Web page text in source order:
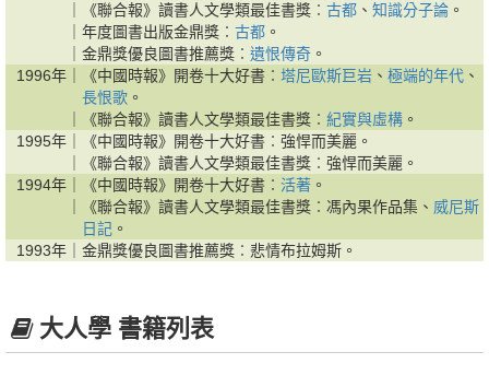
《聯合報》讀書人文學類最佳書獎︰ 古都 、 知識分子論 。
年度圖書出版金鼎獎︰ 古都 。
金鼎獎優良圖書推薦獎︰ 遺恨傳奇 。
1996年｜
《中國時報》開卷十大好書︰ 塔尼歐斯巨岩 、 極端的年代 、
長恨歌 。
《聯合報》讀書人文學類最佳書獎︰ 紀實與虛構 。
1995年｜
《中國時報》開卷十大好書︰強悍而美麗。
《聯合報》讀書人文學類最佳書獎︰強悍而美麗。
1994年｜
《中國時報》開卷十大好書︰ 活著 。
《聯合報》讀書人文學類最佳書獎︰馮內果作品集、 威尼斯
日記 。
1993年｜ 金鼎獎優良圖書推薦獎︰悲情布拉姆斯。
大人學 書籍列表